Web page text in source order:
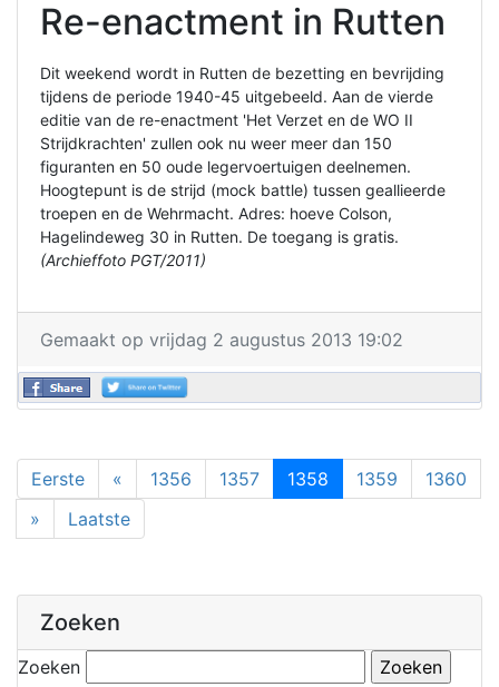
Re-enactment in Rutten
Dit weekend wordt in Rutten de bezetting en bevrijding
tijdens de periode 1940-45 uitgebeeld. Aan de vierde
editie van de re-enactment 'Het Verzet en de WO II
Strijdkrachten' zullen ook nu weer meer dan 150
figuranten en 50 oude legervoertuigen deelnemen.
Hoogtepunt is de strijd (mock battle) tussen geallieerde
troepen en de Wehrmacht. Adres: hoeve Colson,
Hagelindeweg 30 in Rutten. De toegang is gratis.
(Archieffoto PGT/2011)
Gemaakt op vrijdag 2 augustus 2013 19:02
Eerste « 1356 1357 1358 1359
1360
»
Laatste
Zoeken
Zoeken